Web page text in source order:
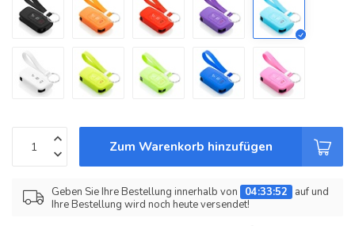
Zum Warenkorb hinzufügen
Geben Sie Ihre Bestellung innerhalb von 04:33:52
auf und
Ihre Bestellung wird noch heute versendet!